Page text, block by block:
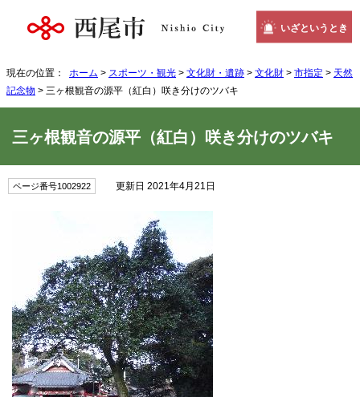
いざというとき
現在の位置： ホーム > スポーツ・観光 > 文化財・遺跡 > 文化財 > 市指定 > 天然
記念物 > 三ヶ根観音の源平（紅白）咲き分けのツバキ
三ヶ根観音の源平（紅白）咲き分けのツバキ
ページ番号1002922 更新日 2021年4月21日